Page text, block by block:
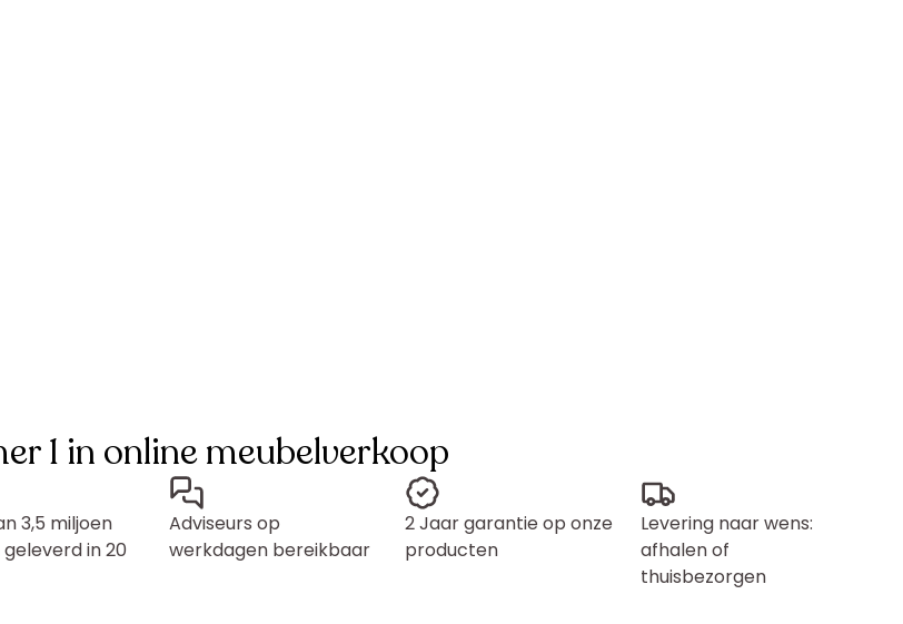
1 in online meubelverkoop
3,5 miljoen
in 20
Adviseurs op
werkdagen bereikbaar
2 Jaar garantie op onze
producten
Levering naar wens:
afhalen of
thuisbezorgen